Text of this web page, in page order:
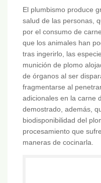
El plumbismo produce
salud de las personas,
por el consumo de
que los animales han
tras ingerirlo, las
munición de plomo
de órganos al ser
fragmentarse al
adicionales en la carne
demostrado, además,
biodisponibilidad del
procesamiento que
maneras de cocinarla.